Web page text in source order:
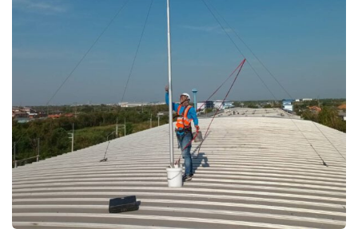
งานตรวจสอบระบบป้องกันฟ้าผ่า
งานตรวจสอบระบบ